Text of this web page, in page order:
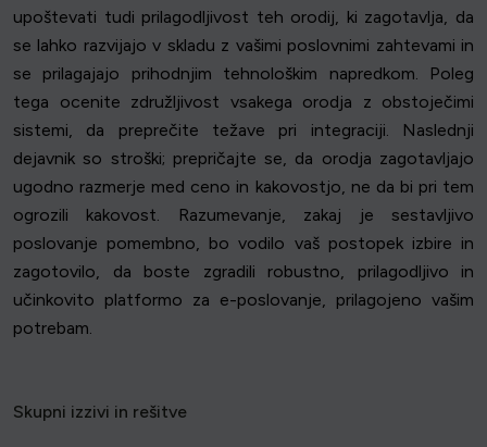
upoštevati tudi prilagodljivost teh orodij, ki zagotavlja, da
se lahko razvijajo v skladu z vašimi poslovnimi zahtevami in
se prilagajajo prihodnjim tehnološkim napredkom. Poleg
tega ocenite združljivost vsakega orodja z obstoječimi
sistemi, da preprečite težave pri integraciji. Naslednji
dejavnik so stroški; prepričajte se, da orodja zagotavljajo
ugodno razmerje med ceno in kakovostjo, ne da bi pri tem
ogrozili kakovost. Razumevanje, zakaj je sestavljivo
poslovanje pomembno, bo vodilo vaš postopek izbire in
zagotovilo, da boste zgradili robustno, prilagodljivo in
učinkovito platformo za e-poslovanje, prilagojeno vašim
potrebam.
Skupni izzivi in rešitve